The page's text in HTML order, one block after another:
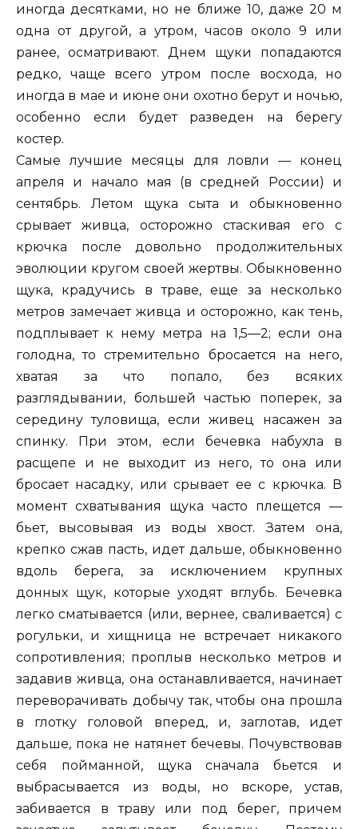
иногда десятками, но не ближе 10, даже 20 м
одна от другой, а утром, часов около 9 или
ранее, осматривают. Днем щуки попадаются
редко, чаще всего утром после восхода, но
иногда в мае и июне они охотно берут и ночью,
особенно если будет разведен на берегу
костер.
Самые лучшие месяцы для ловли — конец
апреля и начало мая (в средней России) и
сентябрь. Летом щука сыта и обыкновенно
срывает живца, осторожно стаскивая его с
крючка после довольно продолжительных
эволюции кругом своей жертвы. Обыкновенно
щука, крадучись в траве, еще за несколько
метров замечает живца и осторожно, как тень,
подплывает к нему метра на 1,5—2; если она
голодна, то стремительно бросается на него,
хватая за что попало, без всяких
разглядывании, большей частью поперек, за
середину туловища, если живец насажен за
спинку. При этом, если бечевка набухла в
расщепе и не выходит из него, то она или
бросает насадку, или срывает ее с крючка. В
момент схватывания щука часто плещется —
бьет, высовывая из воды хвост. Затем она,
крепко сжав пасть, идет дальше, обыкновенно
вдоль берега, за исключением крупных
донных щук, которые уходят вглубь. Бечевка
легко сматывается (или, вернее, сваливается) с
рогульки, и хищница не встречает никакого
сопротивления; проплыв несколько метров и
задавив живца, она останавливается, начинает
переворачивать добычу так, чтобы она прошла
в глотку головой вперед, и, заглотав, идет
дальше, пока не натянет бечевы. Почувствовав
себя пойманной, щука сначала бьется и
выбрасывается из воды, но вскоре, устав,
забивается в траву или под берег, причем